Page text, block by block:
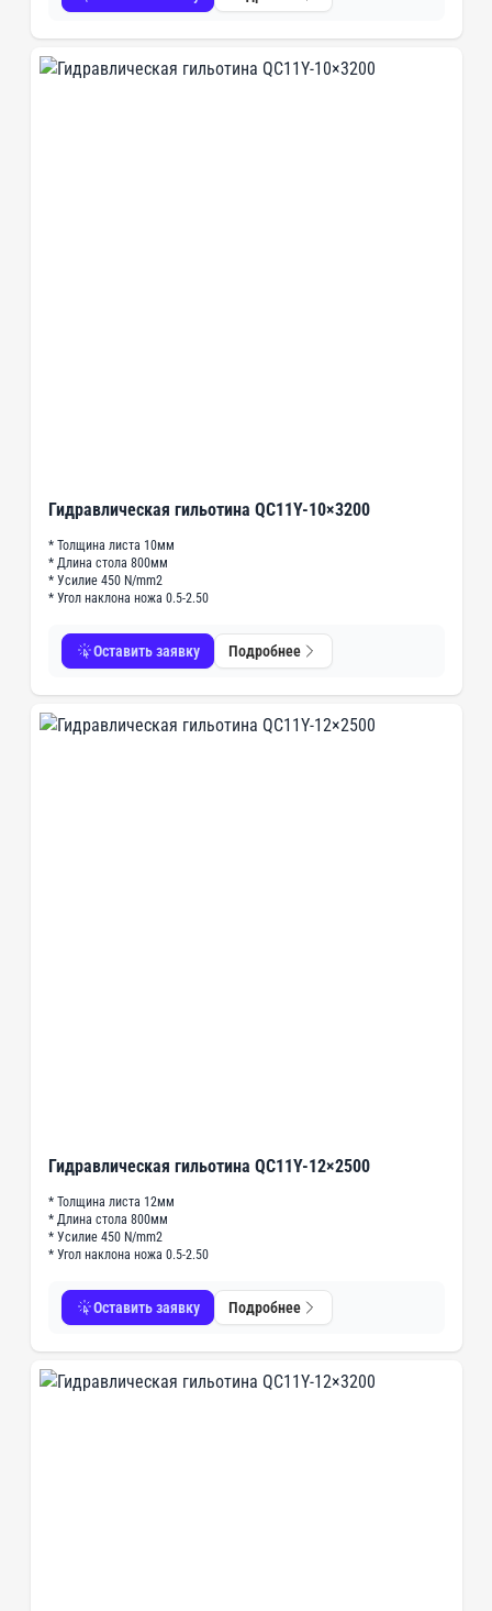
Гидравлическая гильотина QC11Y-10×3200
* Толщина листа 10мм
* Длина стола 800мм
* Усилие 450 N/mm2
* Угол наклона ножа 0.5-2.50
Оставить заявку Подробнее
Гидравлическая гильотина QC11Y-12×2500
* Толщина листа 12мм
* Длина стола 800мм
* Усилие 450 N/mm2
* Угол наклона ножа 0.5-2.50
Оставить заявку Подробнее